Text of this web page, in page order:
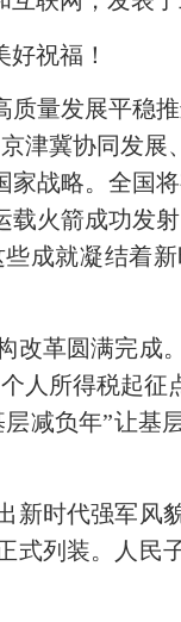
祝福！
发展平稳推
津冀协同发
战略。全国
火箭成功发
成就凝结着
革圆满完成
人所得税起
减负年”让
时代强军风
列装。人民